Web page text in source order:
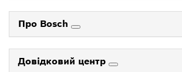
Про Bosch
Довідковий центр